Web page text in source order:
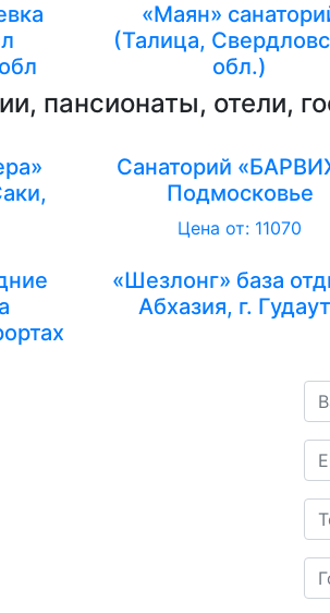
«Маян»
(Талица,
обл.)
пансионаты, отели,
Санаторий
Подмосковье
Цена от: 11070
«Шезлонг» база
Абхазия, г.